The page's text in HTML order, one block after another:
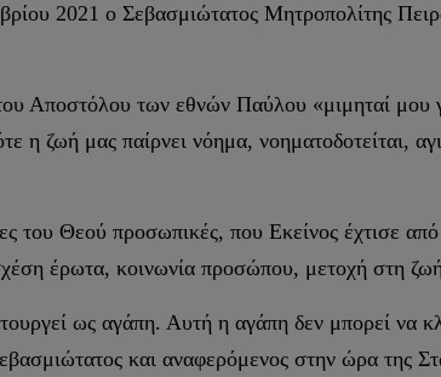
2021 ο Σεβασμιώτατος Μητροπολίτης
Αποστόλου των εθνών Παύλου «μιμηταί μου
ζωή μας παίρνει νόημα, νοηματοδοτείται,
του Θεού προσωπικές, που Εκείνος έχτισε
έρωτα, κοινωνία προσώπου, μετοχή στη
ως αγάπη. Αυτή η αγάπη δεν μπορεί να
και αναφερόμενος στην ώρα της